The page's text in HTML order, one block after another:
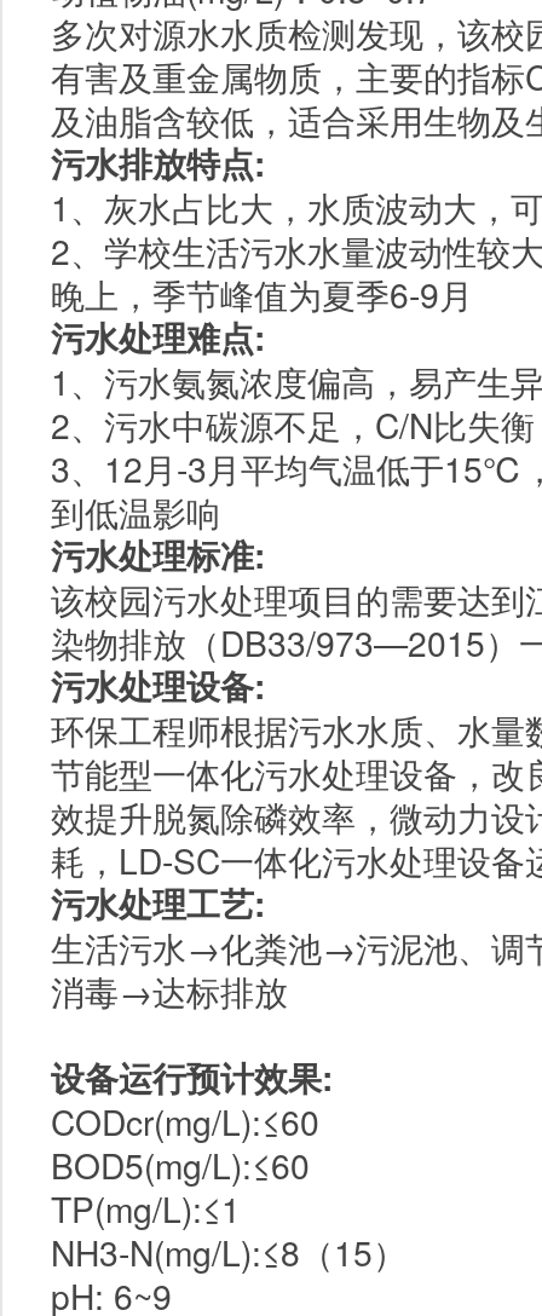
多次对源水水质检测发现，该
有害及重金属物质，主要的指
及油脂含较低，适合采用生物及
污水排放特点:
1、灰水占比大，水质波动大，
2、学校生活污水水量波动性较
晚上，季节峰值为夏季6-9月
污水处理难点:
1、污水氨氮浓度偏高，易产生
2、污水中碳源不足，C/N比失衡
3、12月-3月平均气温低于15℃
到低温影响
污水处理标准:
该校园污水处理项目的需要达
染物排放（DB33/973—2015）
污水处理设备:
环保工程师根据污水水质、水
节能型一体化污水处理设备，
效提升脱氮除磷效率，微动力
耗，LD-SC一体化污水处理设
污水处理工艺:
生活污水→化粪池→污泥池、
消毒→达标排放
设备运行预计效果:
CODcr(mg/L):≤60
BOD5(mg/L):≤60
TP(mg/L):≤1
NH3-N(mg/L):≤8（15）
pH: 6~9